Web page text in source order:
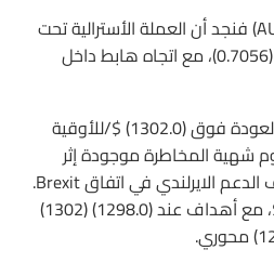
أما الدولار الأسترالي (AUDUSD) فنجد أن العملة الأسترالية تحت
الضغط، وإن تماسكت أعلى (0.7056)، مع اتجاه هابط داخل
أسعار الذهب الآجلة تحاول العودة فوق (1302.0) $/للأوقية
شهية المخاطرة موجودة إثر
الضمانات القانونية على ملف الدعم الايرلندي في اتفاق Brexit.
الاتجاه صاعد أعلى (1276) $، مع أهداف عند (1298.0) (1302)